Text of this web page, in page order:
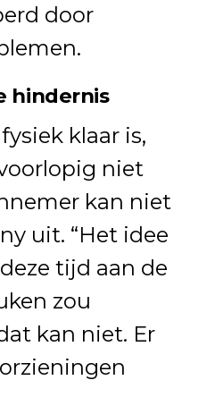
door
hindernis
klaar is,
niet
kan niet
uit. “Het idee
tijd aan de
zou
kan niet. Er